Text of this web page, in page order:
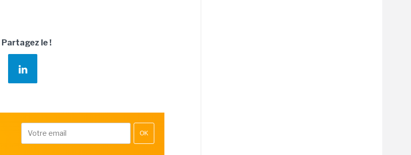
Partagez le !
OK